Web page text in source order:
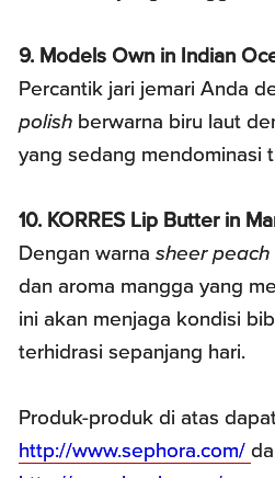
9. Models Own in Indian
Percantik jari jemari Anda
polish berwarna biru laut
yang sedang mendominasi
10. KORRES Lip Butter in
Dengan warnasheer peach
dan aroma mangga yang
ini akan menjaga kondisi
terhidrasi sepanjang hari.
Produk-produk di atas
http://www.sephora.com/